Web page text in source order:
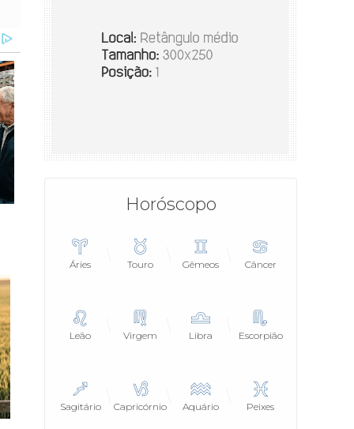
Horóscopo
Áries Touro Gêmeos Câncer
Leão Virgem Libra Escorpião
Sagitário Capricórnio Aquário Peixes